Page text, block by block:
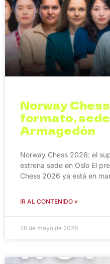
Norway
formato,
Armagedón
Norway Chess 2026: el
estrena sede en Oslo El
Chess 2026 ya está en
IR AL CONTENIDO »
26 de mayo de 2026